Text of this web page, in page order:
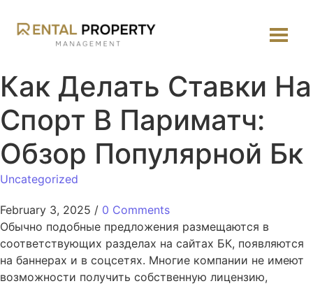
Как Делать Ставки На
Спорт В Париматч:
Обзор Популярной Бк
Uncategorized
February 3, 2025 / 0 Comments
Обычно подобные предложения размещаются в
соответствующих разделах на сайтах БК, появляются
на баннерах и в соцсетях. Многие компании не имеют
возможности получить собственную лицензию,